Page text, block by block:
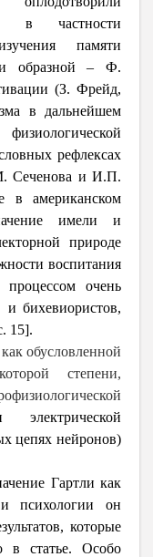
в частности
памяти
и образной – Ф.
(З. Фрейд,
в дальнейшем
рефлексах
Сеченова и И.П.
в американском
имели и
природе
воспитания
процессом очень
и бихевиористов,
15].
как обусловленной
степени,
электрической
цепях нейронов)
Гартли как
психологии он
которые
в статье. Особо